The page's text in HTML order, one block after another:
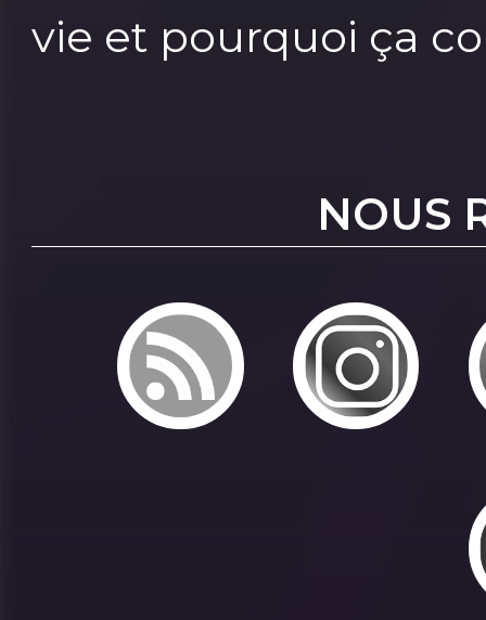
vie et pourquoi ça
NOUS